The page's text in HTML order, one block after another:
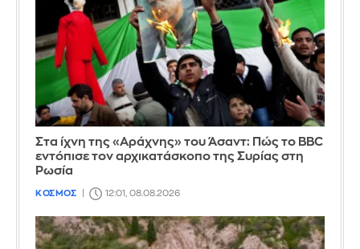
Στα ίχνη της «Αράχνης» του Άσαντ: Πώς το BBC
εντόπισε τον αρχικατάσκοπο της Συρίας στη
Ρωσία
ΚΟΣΜΟΣ 12:01, 08.08.2026